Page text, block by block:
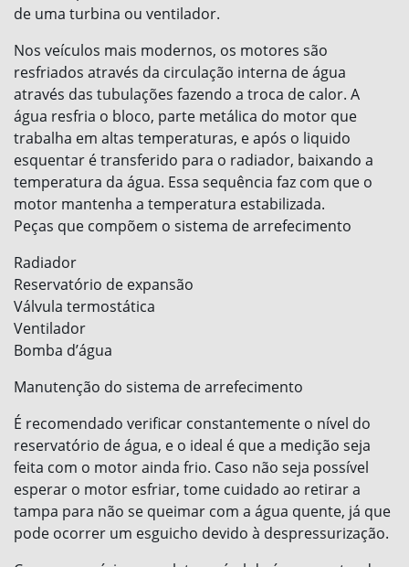
de uma turbina ou ventilador.
Nos veículos mais modernos, os motores são
resfriados através da circulação interna de água
através das tubulações fazendo a troca de calor. A
água resfria o bloco, parte metálica do motor que
trabalha em altas temperaturas, e após o liquido
esquentar é transferido para o radiador, baixando a
temperatura da água. Essa sequência faz com que o
motor mantenha a temperatura estabilizada.
Peças que compõem o sistema de arrefecimento
Radiador
Reservatório de expansão
Válvula termostática
Ventilador
Bomba d’água
Manutenção do sistema de arrefecimento
É recomendado verificar constantemente o nível do
reservatório de água, e o ideal é que a medição seja
feita com o motor ainda frio. Caso não seja possível
esperar o motor esfriar, tome cuidado ao retirar a
tampa para não se queimar com a água quente, já que
pode ocorrer um esguicho devido à despressurização.